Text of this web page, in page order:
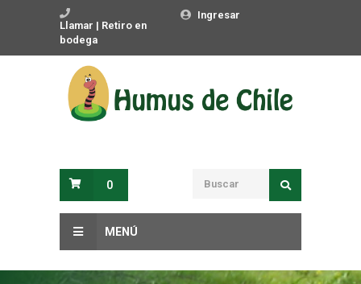
Llamar | Retiro en
bodega
Ingresar
0
MENÚ